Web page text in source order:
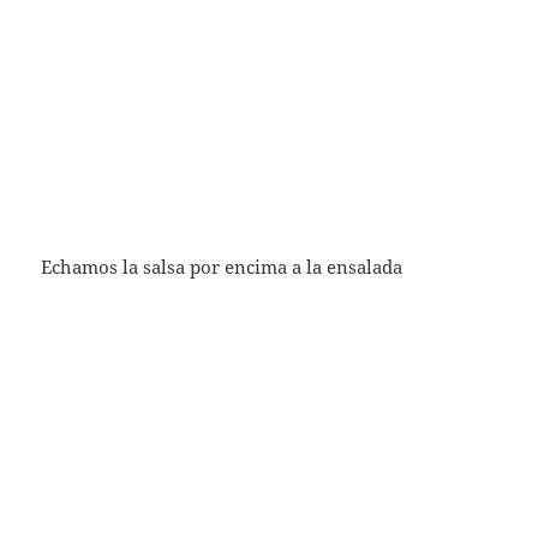
Echamos la salsa por encima a la ensalada